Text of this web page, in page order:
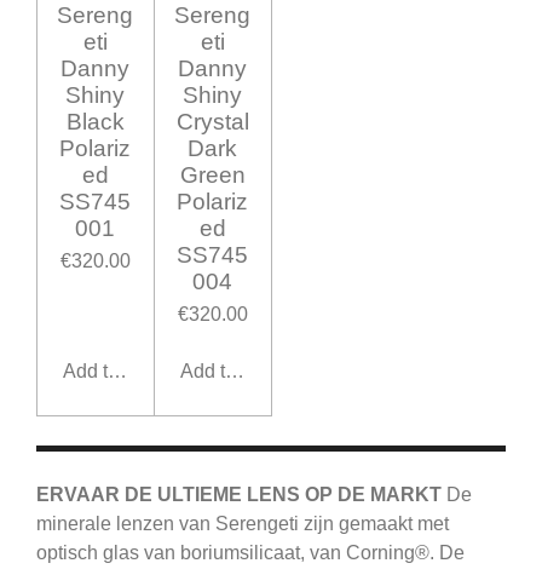
Sereng
eti
Danny
Shiny
Black
Polariz
ed
SS745
001
€320.00
Add to cart
Sereng
eti
Danny
Shiny
Crystal
Dark
Green
Polariz
ed
SS745
004
€320.00
Add to cart
ERVAAR DE ULTIEME LENS OP DE MARKT De
minerale lenzen van Serengeti zijn gemaakt met
optisch glas van boriumsilicaat, van Corning®. De